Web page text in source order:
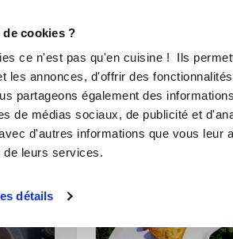
de cookies ?
ce n'est pas qu'en cuisine ! Ils
les annonces, d'offrir des
partageons également des
de médias sociaux, de publicité et
d'autres informations que vous leur
de leurs services.
détails
I-COOK'IN